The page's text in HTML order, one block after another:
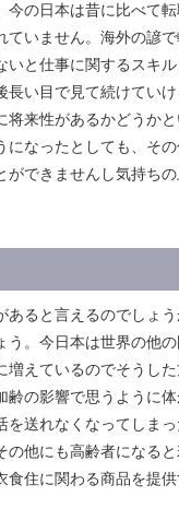
の日本は昔に比べて転
いません。海外の諺
と仕事に関するスキ
い目で見て続けてい
来性があるかどうか
なったとしても、そ
できませんし気持ち
ると言えるのでしょ
。今日本は世界の他
えているのでそうし
の影響で思うように
送れなくなってしま
他にも高齢者になる
住に関わる商品を提